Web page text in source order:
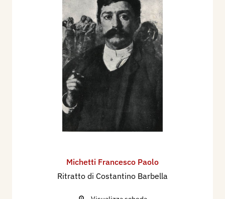
Michetti Francesco Paolo
Ritratto di Costantino Barbella